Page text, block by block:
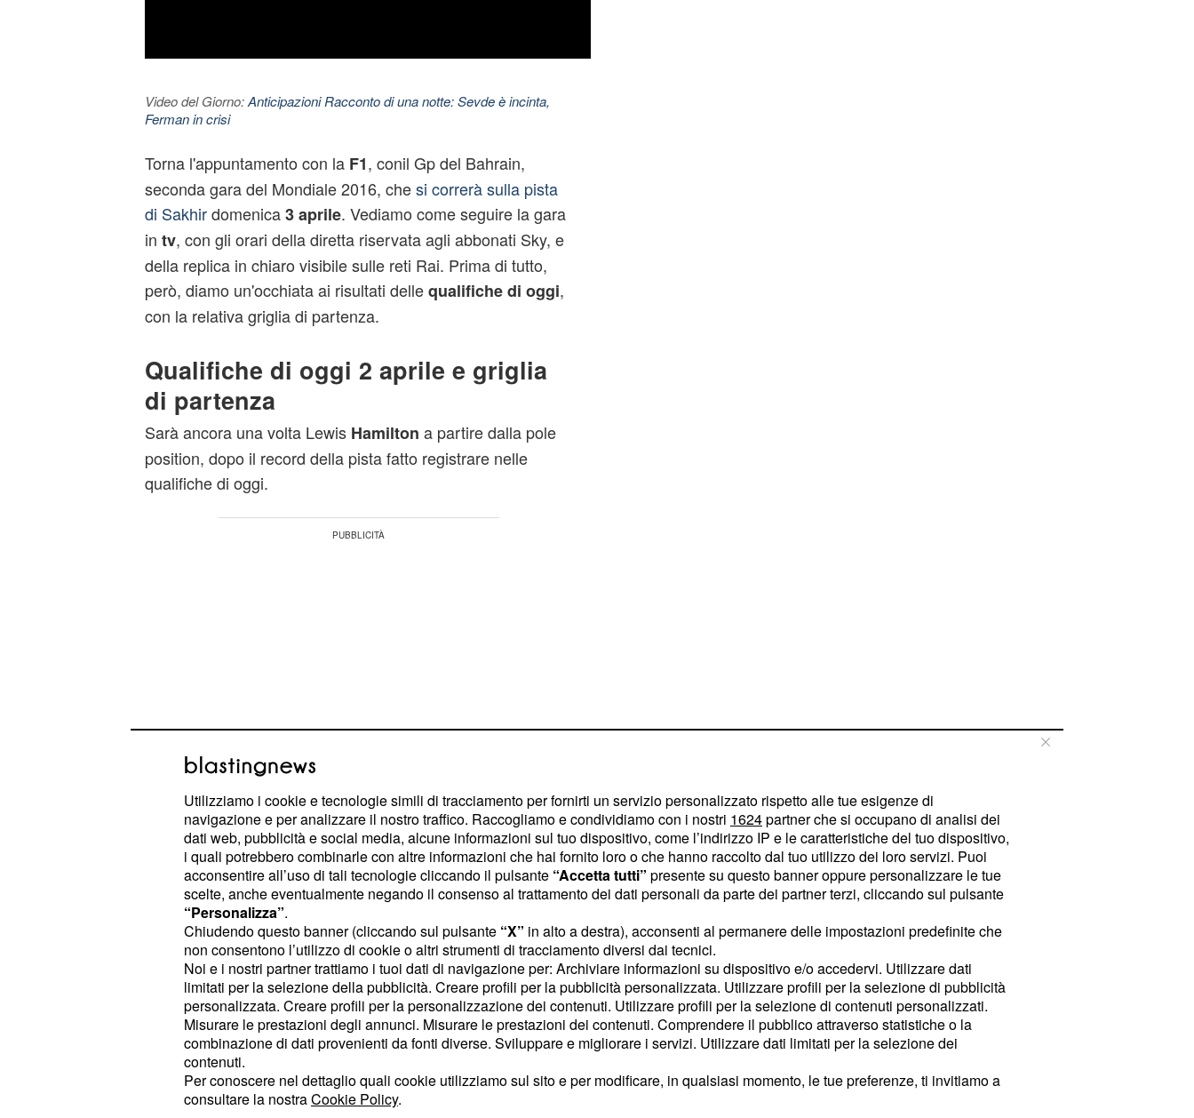
Video del Giorno:Anticipazioni Racconto di una notte: Sevde è incinta,
Ferman in crisi
Torna l'appuntamento con la F1, conil Gp del Bahrain,
seconda gara del Mondiale 2016, chesi correrà sulla pista
di Sakhirdomenica3 aprile. Vediamo come seguire la gara
in tv, con gli orari della diretta riservata agli abbonati Sky, e
della replica in chiaro visibile sulle reti Rai. Prima di tutto,
però, diamo un'occhiata ai risultati dellequalifiche di oggi,
con la relativa griglia di partenza.
Qualifiche di oggi 2 aprile e griglia
di partenza
Sarà ancora una volta Lewis Hamilton a partire dalla pole
position, dopo il record della pista fatto registrare nelle
qualifiche di oggi.
A completare l'ennesima giornata positiva per le Mercedes è
Nico Rosberg, piazzatosi secondo. Ma leFerrarisono vive,
col terzo e quarto tempo fatti registrare rispettivamente da
SebastianVettele Kimi
secondo dal campione del mondo. Ecco lagriglia di
partenzadel Gp del Bahrain di F1 nel dettaglio:
Hamilton-Rosberg
Vettel-Raikkonen
Ricciardo-Bottas
Massa-Hulkenberg
Grosjean-Verstappen
Utilizziamo i cookie e tecnologie simili di tracciamento per fornirti un servizio personalizzato rispetto alle tue esigenze di
navigazione e per analizzare il nostro traffico. Raccogliamo e condividiamo con i nostri 1624partner che si occupano di analisi dei
dati web, pubblicità e social media, alcune informazioni sul tuo dispositivo, come l’indirizzo IP e le caratteristiche del tuo dispositivo,
i quali potrebbero combinarle con altre informazioni che hai fornito loro o che hanno raccolto dal tuo utilizzo dei loro servizi. Puoi
acconsentire all’uso di tali tecnologie cliccando il pulsante “Accetta tutti” presente su questo banner oppure personalizzare le tue
scelte, anche eventualmente negando il consenso al trattamento dei dati personali da parte dei partner terzi, cliccando sul pulsante
“Personalizza”.
Chiudendo questo banner (cliccando sul pulsante “X” in alto a destra), acconsenti al permanere delle impostazioni predefinite che
non consentono l’utilizzo di cookie o altri strumenti di tracciamento diversi dai tecnici.
Noi e i nostri partner trattiamo i tuoi dati di navigazione per: Archiviare informazioni su dispositivo e/o accedervi. Utilizzare dati
limitati per la selezione della pubblicità. Creare profili per la pubblicità personalizzata. Utilizzare profili per la selezione di pubblicità
personalizzata. Creare profili per la personalizzazione dei contenuti. Utilizzare profili per la selezione di contenuti personalizzati.
Misurare le prestazioni degli annunci. Misurare le prestazioni dei contenuti. Comprendere il pubblico attraverso statistiche o la
combinazione di dati provenienti da fonti diverse. Sviluppare e migliorare i servizi. Utilizzare dati limitati per la selezione dei
contenuti.
Per conoscere nel dettaglio quali cookie utilizziamo sul sito e per modificare, in qualsiasi momento, le tue preferenze, ti invitiamo a
consultare la nostraCookie Policy.